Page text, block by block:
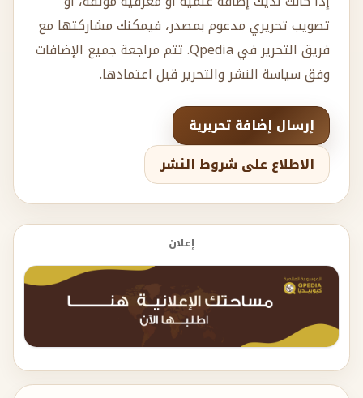
تصويب تحريري مدعوم بمصدر، فيمكنك مشاركتها مع
فريق التحرير في Qpedia. تتم مراجعة جميع الإضافات
وفق سياسة النشر والتحرير قبل اعتمادها.
إرسال إضافة تحريرية
الاطلاع على شروط النشر
إعلان